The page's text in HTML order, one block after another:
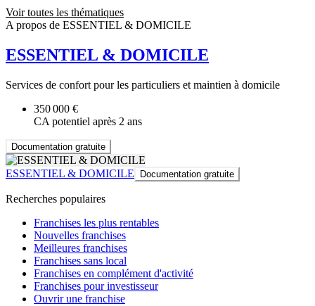
Voir toutes les thématiques
A propos de ESSENTIEL & DOMICILE
ESSENTIEL & DOMICILE
Services de confort pour les particuliers et maintien à domicile
350 000 €
CA potentiel après 2 ans
Documentation gratuite
ESSENTIEL & DOMICILE Documentation gratuite
Recherches populaires
Franchises les plus rentables
Nouvelles franchises
Meilleures franchises
Franchises sans local
Franchises en complément d'activité
Franchises pour investisseur
Ouvrir une franchise